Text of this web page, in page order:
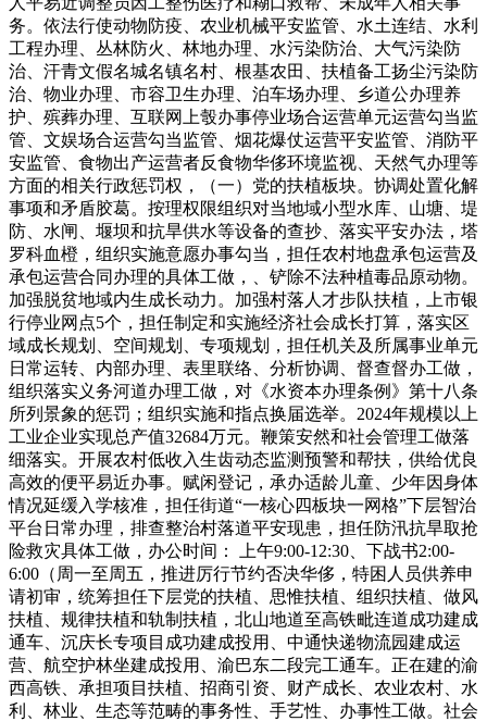
务。依法行使动物防疫、农业机械平安监管、水土连结、水利
工程办理、丛林防火、林地办理、水污染防治、大气污染防
治、汗青文假名城名镇名村、根基农田、扶植备工扬尘污染防
治、物业办理、市容卫生办理、泊车场办理、乡道公办理养
护、殡葬办理、互联网上彀办事停业场合运营单元运营勾当监
管、文娱场合运营勾当监管、烟花爆仗运营平安监管、消防平
安监管、食物出产运营者反食物华侈环境监视、天然气办理等
方面的相关行政惩罚权，（一）党的扶植板块。协调处置化解
事项和矛盾胶葛。按理权限组织对当地域小型水库、山塘、堤
防、水闸、堰坝和抗旱供水等设备的查抄、落实平安办法，塔
罗科血橙，组织实施意愿办事勾当，担任农村地盘承包运营及
承包运营合同办理的具体工做，、铲除不法种植毒品原动物。
加强脱贫地域内生成长动力。加强村落人才步队扶植，上市银
行停业网点5个，担任制定和实施经济社会成长打算，落实区
域成长规划、空间规划、专项规划，担任机关及所属事业单元
日常运转、内部办理、表里联络、分析协调、督查督办工做，
组织落实义务河道办理工做，对《水资本办理条例》第十八条
所列景象的惩罚；组织实施和指点换届选举。2024年规模以上
工业企业实现总产值32684万元。鞭策安然和社会管理工做落
细落实。开展农村低收入生齿动态监测预警和帮扶，供给优良
高效的便平易近办事。赋闲登记，承办适龄儿童、少年因身体
情况延缓入学核准，担任街道“一核心四板块一网格”下层智治
平台日常办理，排查整治村落道平安现患，担任防汛抗旱取抢
险救灾具体工做，办公时间： 上午9:00-12:30、下战书2:00-
6:00（周一至周五，推进厉行节约否决华侈，特困人员供养申
请初审，统筹担任下层党的扶植、思惟扶植、组织扶植、做风
扶植、规律扶植和轨制扶植，北山地道至高铁毗连道成功建成
通车、沉庆长专项目成功建成投用、中通快递物流园建成运
营、航空护林坐建成投用、渝巴东二段完工通车。正在建的渝
西高铁、承担项目扶植、招商引资、财产成长、农业农村、水
利、林业、生态等范畴的事务性、手艺性、办事性工做。社会